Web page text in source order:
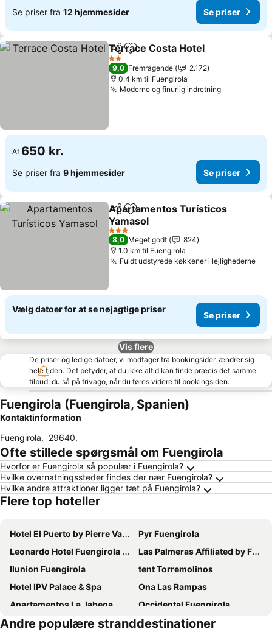
Se priser fra 12 hjemmesider Se priser
Del Føj til favoritter
Terrace Costa Hotel
2 Stjerner
9,0 Fremragende
2.172
0.4 km til Fuengirola
Moderne og finurlig indretning
Af 650 kr.
Se priser fra 9 hjemmesider Se priser
Del Føj til favoritter
Apartamentos Turísticos
Yamasol
3 Stjerner
8,0 Meget godt
824
1.0 km til Fuengirola
Fuldt udstyrede køkkener i lejlighederne
Vælg datoer for at se nøjagtige priser
Se priser
Vis flere
De priser og ledige datoer, vi modtager fra bookingsider, ændrer sig
hele tiden. Det betyder, at du ikke altid kan finde præcis det samme
tilbud, du så på trivago, når du føres videre til bookingsiden.
Fuengirola (Fuengirola, Spanien)
Kontaktinformation
Fuengirola, 29640,
Ofte stillede spørgsmål om Fuengirola
Hvorfor er Fuengirola så populær i Fuengirola?
Hvilke overnatningssteder findes der nær Fuengirola?
Hvilke andre attraktioner ligger tæt på Fuengirola?
Flere top hoteller
Hotel El Puerto by Pierre Vacances
Pyr Fuengirola
Leonardo Hotel Fuengirola Costa del Sol
Las Palmeras Affiliated by FERGUS
Ilunion Fuengirola
tent Torremolinos
Hotel IPV Palace & Spa
Ona Las Rampas
Apartamentos La Jabega
Occidental Fuengirola
Sol Principe
La Barracuda
Andre populære stranddestinationer